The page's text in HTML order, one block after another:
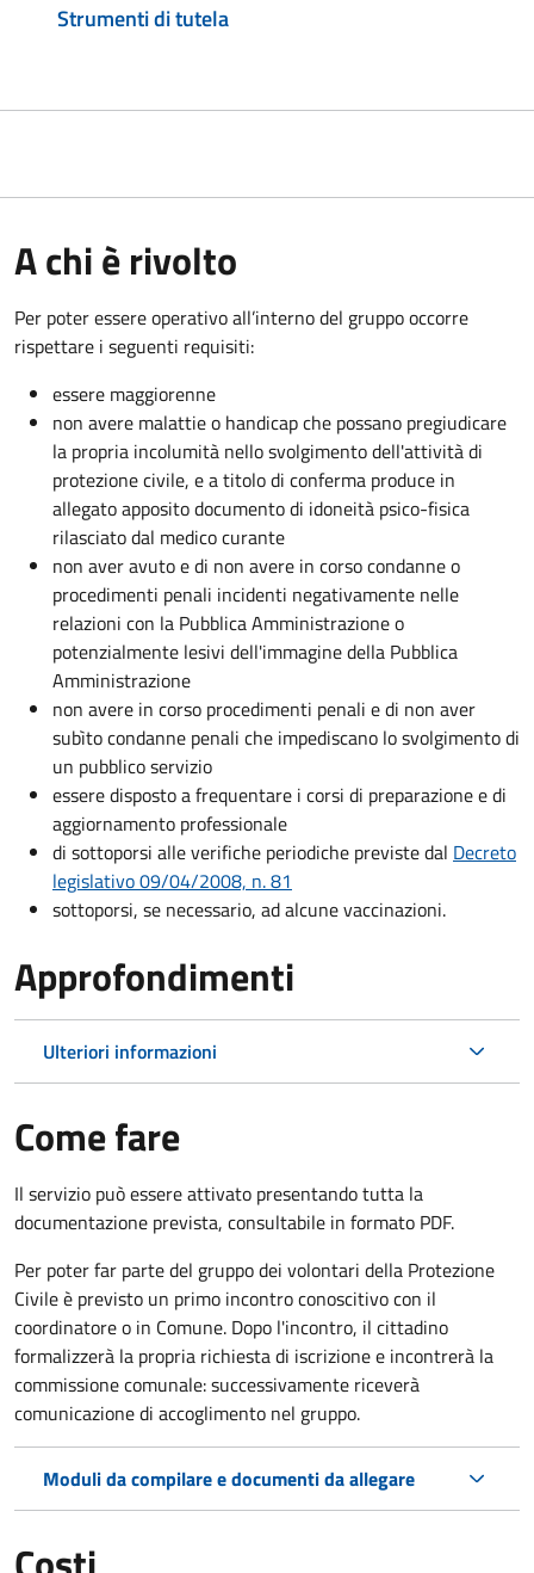
Strumenti di tutela
A chi è rivolto
Per poter essere operativo all’interno del gruppo occorre
rispettare i seguenti requisiti:
essere maggiorenne
non avere malattie o handicap che possano pregiudicare
la propria incolumità nello svolgimento dell'attività di
protezione civile, e a titolo di conferma produce in
allegato apposito documento di idoneità psico-fisica
rilasciato dal medico curante
non aver avuto e di non avere in corso condanne o
procedimenti penali incidenti negativamente nelle
relazioni con la Pubblica Amministrazione o
potenzialmente lesivi dell'immagine della Pubblica
Amministrazione
non avere in corso procedimenti penali e di non aver
subìto condanne penali che impediscano lo svolgimento di
un pubblico servizio
essere disposto a frequentare i corsi di preparazione e di
aggiornamento professionale
di sottoporsi alle verifiche periodiche previste dal Decreto
legislativo 09/04/2008, n. 81
sottoporsi, se necessario, ad alcune vaccinazioni.
Approfondimenti
Ulteriori informazioni
Come fare
Il servizio può essere attivato presentando tutta la
documentazione prevista, consultabile in formato PDF.
Per poter far parte del gruppo dei volontari della Protezione
Civile è previsto un primo incontro conoscitivo con il
coordinatore o in Comune. Dopo l'incontro, il cittadino
formalizzerà la propria richiesta di iscrizione e incontrerà la
commissione comunale: successivamente riceverà
comunicazione di accoglimento nel gruppo.
Moduli da compilare e documenti da allegare